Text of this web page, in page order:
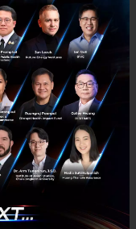
ทางการค้า
เรื่องที่ BDMS จะซื้อหุ้น
กิจอิสระต่อกัน ไม่ได้